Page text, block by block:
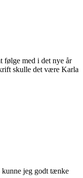
følge med i det nye år
skulle det være Karla
jeg godt tænke